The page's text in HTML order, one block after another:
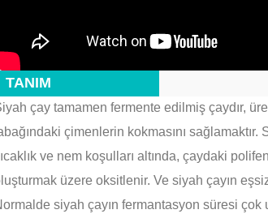
TANIM
çay tamamen fermente edilmiş çaydır,
çimenlerin kokmasını sağlamaktır.
ve nem koşulları altında, çaydaki
üzere oksitlenir. Ve siyah çayın
siyah çayın fermantasyon süresi çok